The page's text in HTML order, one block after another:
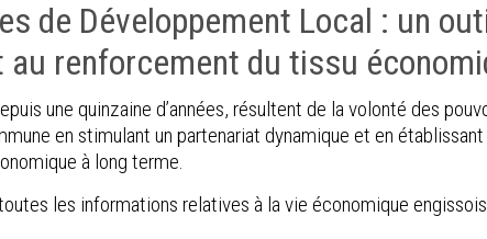
de Développement Local : un
au renforcement du tissu
une quinzaine d’années, résultent de la volonté des
en stimulant un partenariat dynamique et en
à long terme.
les informations relatives à la vie économique